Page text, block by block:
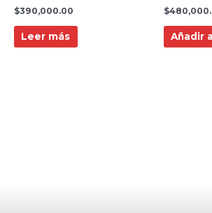
$390,000.00
Leer más
$
Añadir